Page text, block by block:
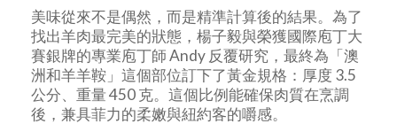
美味從來不是偶然，而是精準計算後的結果。為了
找出羊肉最完美的狀態，楊子毅與榮獲國際庖丁大
賽銀牌的專業庖丁師 Andy 反覆研究，最終為「澳
洲和羊羊鞍」這個部位訂下了黃金規格：厚度 3.5
公分、重量 450 克。這個比例能確保肉質在烹調
後，兼具菲力的柔嫩與紐約客的嚼感。